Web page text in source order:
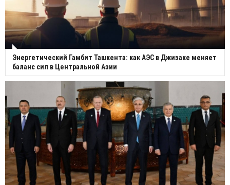
Энергетический Гамбит Ташкента: как АЭС в Джизаке меняет
баланс сил в Центральной Азии